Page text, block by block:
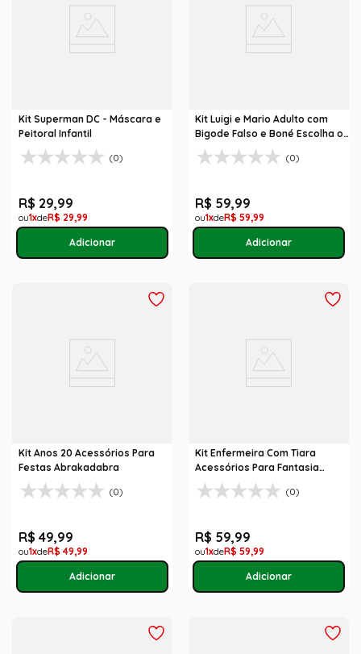
Kit Superman DC - Máscara e
Peitoral Infantil
(0)
R$ 29,99
1 R$ 29,99
Kit Luigi e Mario Adulto com
Bigode Falso e Boné Escolha o
Seu
(0)
R$ 59,99
1 R$ 59,99
Kit Anos 20 Acessórios Para
Festas Abrakadabra
(0)
R$ 49,99
1 R$ 49,99
Kit Enfermeira Com Tiara
Acessórios Para Fantasia
Abrakadabra
(0)
R$ 59,99
1 R$ 59,99